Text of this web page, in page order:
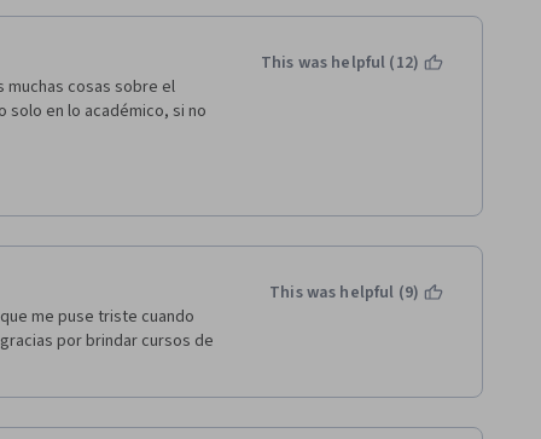
general maintain our new
new better reaction when
it looks boring or difficult
in these things that we
normal. This pain or ugly
de los
forma eficiente.
muchas cosas sobre el
solo en lo académico, si no
This was helpful (12)
me puse triste cuando
por brindar cursos de
This was helpful (9)